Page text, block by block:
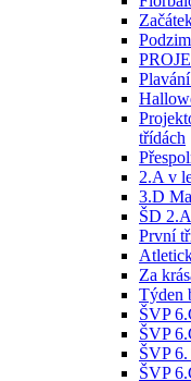
třídách
2.A v
3.D
ŠD
První
Za
Týden
ŠVP
ŠVP
ŠVP
ŠVP